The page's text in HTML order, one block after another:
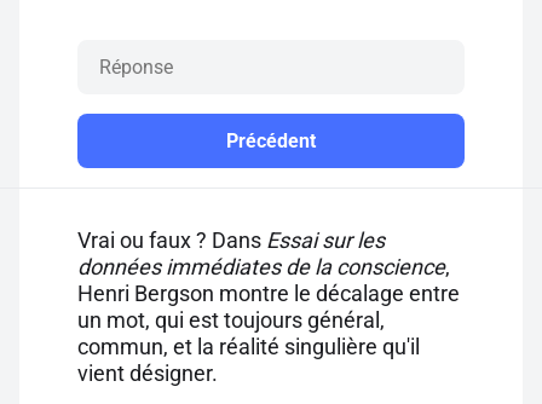
Précédent
Vrai ou faux ? Dans Essai sur les
données immédiates de la conscience,
Henri Bergson montre le décalage entre
un mot, qui est toujours général,
commun, et la réalité singulière qu'il
vient désigner.